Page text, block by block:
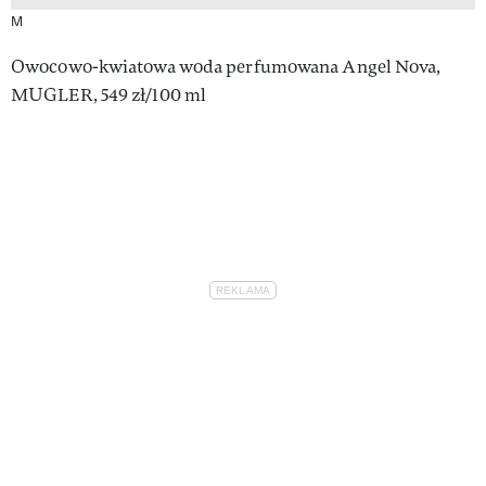
M
Owocowo-kwiatowa woda perfumowana Angel Nova,
MUGLER, 549 zł/100 ml